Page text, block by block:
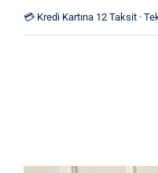
💳 Kredi Kartına 12 Taksit ·